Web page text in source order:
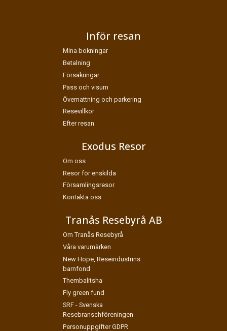
Inför resan
Mina bokningar
Betalning
Försäkringar
Pass och visum
Övernattning och parkering
Resevillkor
Efter resan
Exodus Resor
Om oss
Resor för enskilda
Församlingsresor
Kontakta oss
Tranås Resebyrå AB
Om Tranås Resebyrå
Våra varumärken
New Hope, Reseindustrins
barnfond
Thembalitsha
Fly green fund
SRF - Svenska
Resebranschföreningen
Personuppgifter GDPR